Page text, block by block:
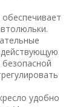
удобно